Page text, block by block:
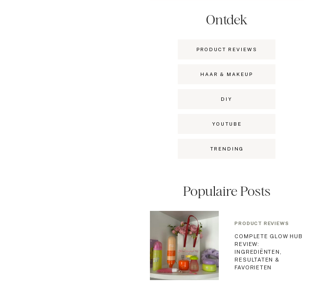
Ontdek
PRODUCT REVIEWS
HAAR & MAKEUP
DIY
YOUTUBE
TRENDING
Populaire Posts
PRODUCT REVIEWS
COMPLETE GLOW HUB
REVIEW:
INGREDIËNTEN,
RESULTATEN &
FAVORIETEN